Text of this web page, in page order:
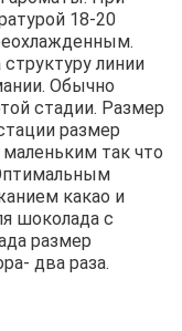
18-20
линии
Обычно
стадии. Размер
размер
так что
какао и
шоколада с
размер
два раза.